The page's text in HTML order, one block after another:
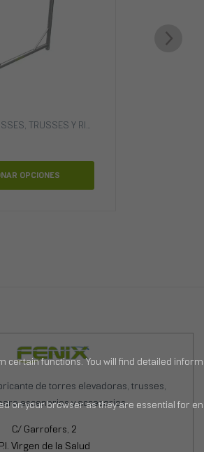
,TRUSSES Y RIGGING
OPCIONES
de torres elevadoras, trusses,
escenarios y accesorios.
C/ Garrofers, 2
P.I. Virgen de la Salud